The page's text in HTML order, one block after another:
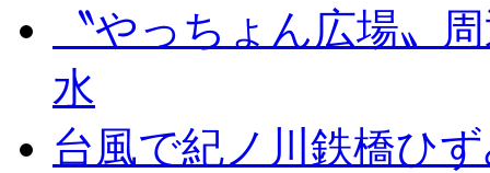
〝やっちょん広場〟
水
台風で紀ノ川鉄橋ひ